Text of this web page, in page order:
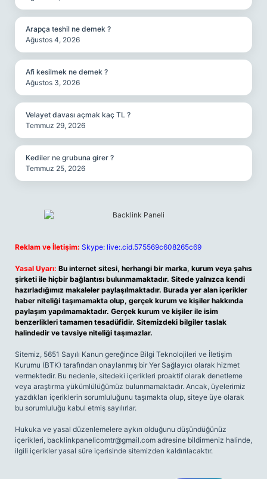
Arapça teshil ne demek ?
Ağustos 4, 2026
Afi kesilmek ne demek ?
Ağustos 3, 2026
Velayet davası açmak kaç TL ?
Temmuz 29, 2026
Kediler ne grubuna girer ?
Temmuz 25, 2026
Reklam ve İletişim: Skype: live:.cid.575569c608265c69
Yasal Uyarı: Bu internet sitesi, herhangi bir marka, kurum veya şahıs
şirketi ile hiçbir bağlantısı bulunmamaktadır. Sitede yalnızca kendi
hazırladığımız makaleler paylaşılmaktadır. Burada yer alan içerikler
haber niteliği taşımamakta olup, gerçek kurum ve kişiler hakkında
paylaşım yapılmamaktadır. Gerçek kurum ve kişiler ile isim
benzerlikleri tamamen tesadüfidir. Sitemizdeki bilgiler taslak
halindedir ve tavsiye niteliği taşımazlar.
Sitemiz, 5651 Sayılı Kanun gereğince Bilgi Teknolojileri ve İletişim
Kurumu (BTK) tarafından onaylanmış bir Yer Sağlayıcı olarak hizmet
vermektedir. Bu nedenle, sitedeki içerikleri proaktif olarak denetleme
veya araştırma yükümlülüğümüz bulunmamaktadır. Ancak, üyelerimiz
yazdıkları içeriklerin sorumluluğunu taşımakta olup, siteye üye olarak
bu sorumluluğu kabul etmiş sayılırlar.
Hukuka ve yasal düzenlemelere aykırı olduğunu düşündüğünüz
içerikleri, backlinkpanelicomtr@gmail.com adresine bildirmeniz halinde,
ilgili içerikler yasal süre içerisinde sitemizden kaldırılacaktır.